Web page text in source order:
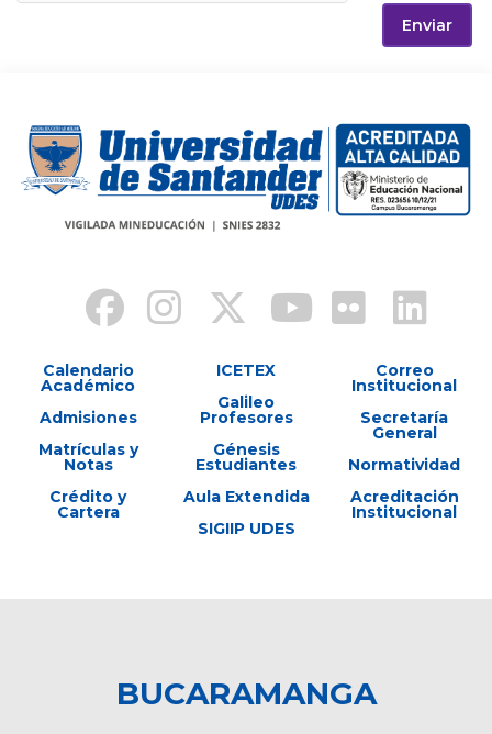
Enviar
Calendario
Académico
Admisiones
Matrículas y
Notas
Crédito y
Cartera
ICETEX
Galileo
Profesores
Génesis
Estudiantes
Aula Extendida
SIGIIP UDES
Correo
Institucional
Secretaría
General
Normatividad
Acreditación
Institucional
BUCARAMANGA